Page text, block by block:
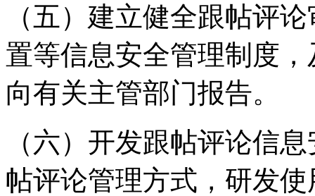
（五）建立健全跟帖评
置等信息安全管理制度
向有关主管部门报告。
（六）开发跟帖评论信
帖评论管理方式，研发